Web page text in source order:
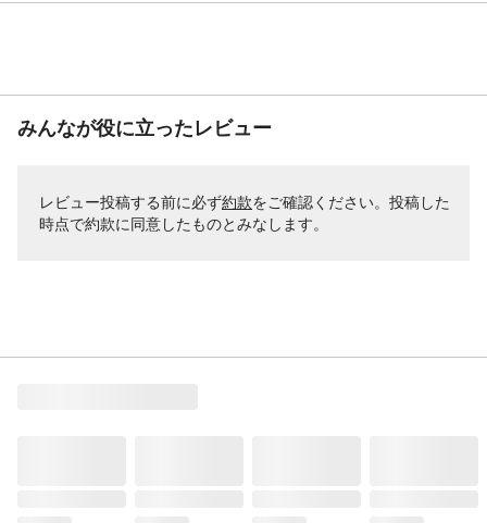
みんなが役に立ったレビュー
レビュー投稿する前に必ず約款をご確認ください。投稿した
時点で約款に同意したものとみなします。